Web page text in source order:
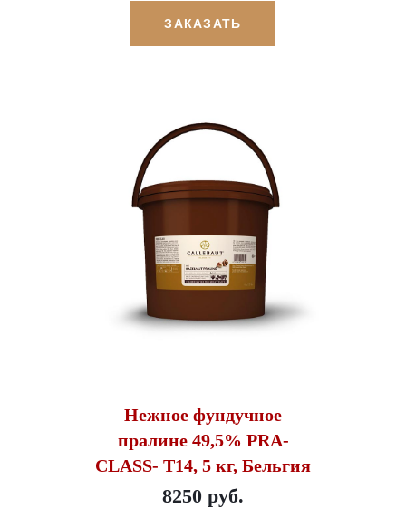
ЗАКАЗАТЬ
Нежное фундучное
пралине 49,5% PRA-
CLASS- T14, 5 кг, Бельгия
8250 руб.